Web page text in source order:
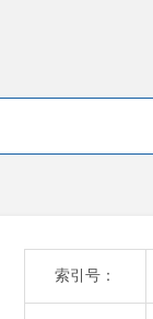
索引号：